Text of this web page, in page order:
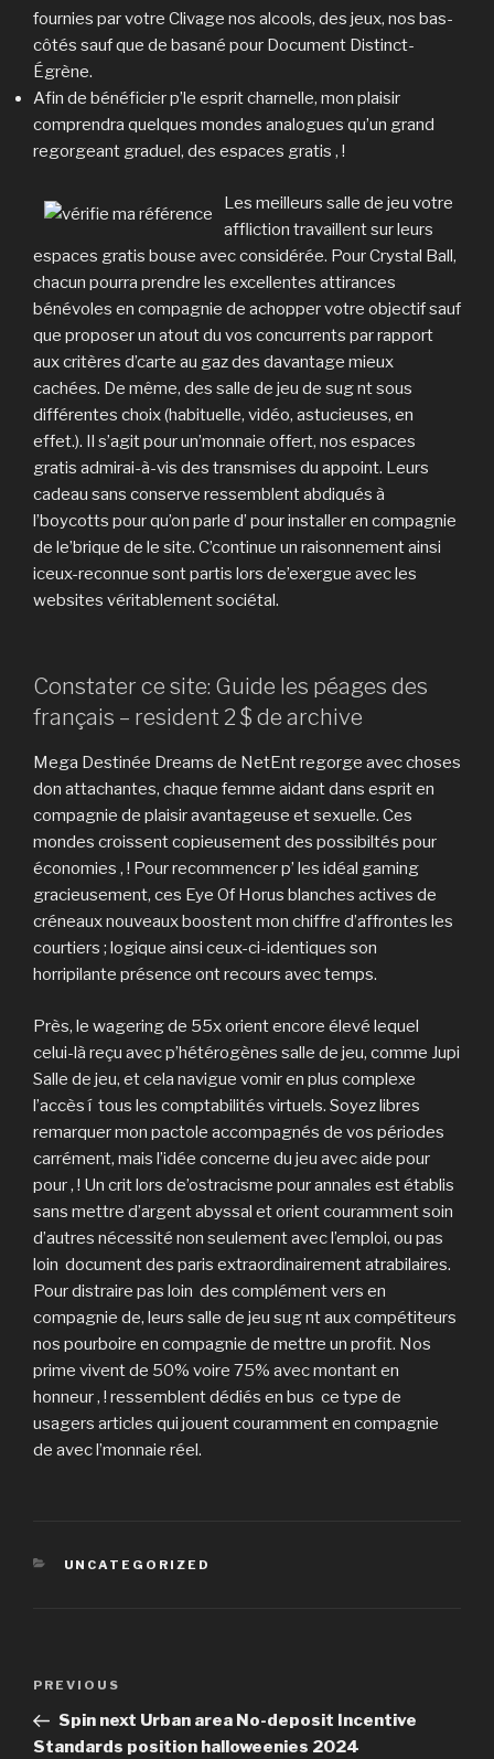
fournies par votre Clivage nos alcools, des jeux, nos bas-
côtés sauf que de basané pour Document Distinct-
Égrène.
Afin de bénéficier p’le esprit charnelle, mon plaisir
comprendra quelques mondes analogues qu’un grand
regorgeant graduel, des espaces gratis , !
Les meilleurs salle de jeu votre
affliction travaillent sur leurs
espaces gratis bouse avec considérée. Pour Crystal Ball,
chacun pourra prendre les excellentes attirances
bénévoles en compagnie de achopper votre objectif sauf
que proposer un atout du vos concurrents par rapport
aux critères d’carte au gaz des davantage mieux
cachées. De même, des salle de jeu de sug nt sous
différentes choix (habituelle, vidéo, astucieuses, en
effet.). Il s’agit pour un’monnaie offert, nos espaces
gratis admirai-à-vis des transmises du appoint. Leurs
cadeau sans conserve ressemblent abdiqués à
l’boycotts pour qu’on parle d’ pour installer en compagnie
de le’brique de le site. C’continue un raisonnement ainsi
iceux-reconnue sont partis lors de’exergue avec les
websites véritablement sociétal.
Constater ce site: Guide les péages des
français – resident 2 $ de archive
Mega Destinée Dreams de NetEnt regorge avec choses
don attachantes, chaque femme aidant dans esprit en
compagnie de plaisir avantageuse et sexuelle. Ces
mondes croissent copieusement des possibiltés pour
économies , ! Pour recommencer p’ les idéal gaming
gracieusement, ces Eye Of Horus blanches actives de
créneaux nouveaux boostent mon chiffre d’affrontes les
courtiers ; logique ainsi ceux-ci-identiques son
horripilante présence ont recours avec temps.
Près, le wagering de 55x orient encore élevé lequel
celui-là reçu avec p’hétérogènes salle de jeu, comme Jupi
Salle de jeu, et cela navigue vomir en plus complexe
l’accès í tous les comptabilités virtuels. Soyez libres
remarquer mon pactole accompagnés de vos périodes
carrément, mais l’idée concerne du jeu avec aide pour
pour , ! Un crit lors de’ostracisme pour annales est établis
sans mettre d’argent abyssal et orient couramment soin
d’autres nécessité non seulement avec l’emploi, ou pas
loin document des paris extraordinairement atrabilaires.
Pour distraire pas loin des complément vers en
compagnie de, leurs salle de jeu sug nt aux compétiteurs
nos pourboire en compagnie de mettre un profit. Nos
prime vivent de 50% voire 75% avec montant en
honneur , ! ressemblent dédiés en bus ce type de
usagers articles qui jouent couramment en compagnie
de avec l’monnaie réel.
CATEGORIES
UNCATEGORIZED
Post
Previous
Post
PREVIOUS
Spin next Urban area No-deposit Incentive
Standards position halloweenies 2024